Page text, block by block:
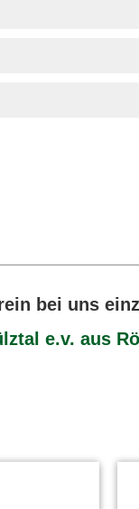
bei uns
e.v. aus